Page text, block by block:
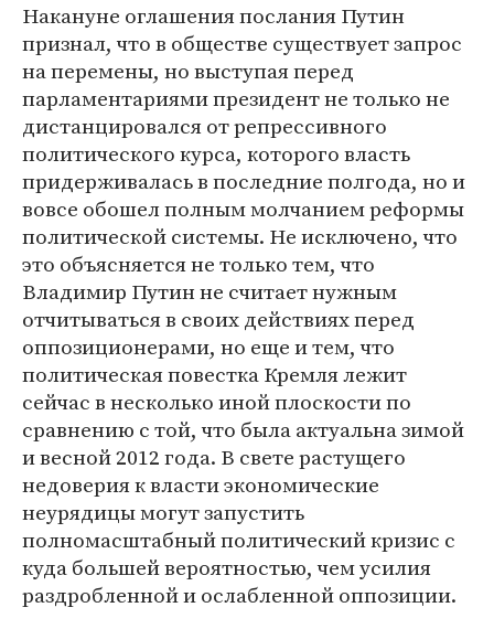
Накануне оглашения послания Путин
признал, что в обществе существует запрос
на перемены, но выступая перед
парламентариями президент не только не
дистанцировался от репрессивного
политического курса, которого власть
придерживалась в последние полгода, но и
вовсе обошел полным молчанием реформы
политической системы. Не исключено, что
это объясняется не только тем, что
Владимир Путин не считает нужным
отчитываться в своих действиях перед
оппозиционерами, но еще и тем, что
политическая повестка Кремля лежит
сейчас в несколько иной плоскости по
сравнению с той, что была актуальна зимой
и весной 2012 года. В свете растущего
недоверия к власти экономические
неурядицы могут запустить
полномасштабный политический кризис с
куда большей вероятностью, чем усилия
раздробленной и ослабленной оппозиции.